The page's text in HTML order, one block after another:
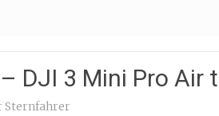
DJI 3 Mini Pro Air
Sternfahrer